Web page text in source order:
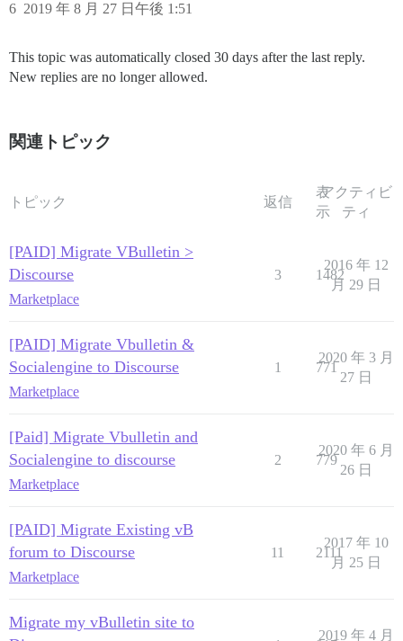
2019 年 8 月 27 日午後 1:51
6
This topic was automatically closed 30 days after the last reply.
New replies are no longer allowed.
関連トピック
トピック 返信
表
示
アクティビ
ティ
[PAID] Migrate VBulletin >
Discourse
Marketplace
3 1482
2016 年 12
月 29 日
[PAID] Migrate Vbulletin &
Socialengine to Discourse
Marketplace
1 771
2020 年 3 月
27 日
[Paid] Migrate Vbulletin and
Socialengine to discourse
Marketplace
2 779
2020 年 6 月
26 日
[PAID] Migrate Existing vB
forum to Discourse
Marketplace
11 2111
2017 年 10
月 25 日
Migrate my vBulletin site to
2019 年 4 月